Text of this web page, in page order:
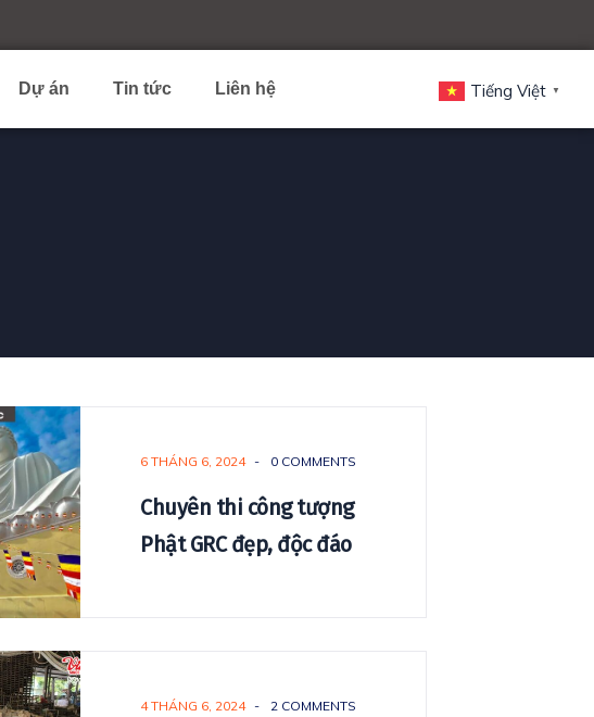
Dự án Tin tức Liên hệ Tiếng Việt ▼
6 THÁNG 6, 2024 - 0 COMMENTS
Chuyên thi công tượng
Phật GRC đẹp, độc đáo
4 THÁNG 6, 2024 - 2 COMMENTS